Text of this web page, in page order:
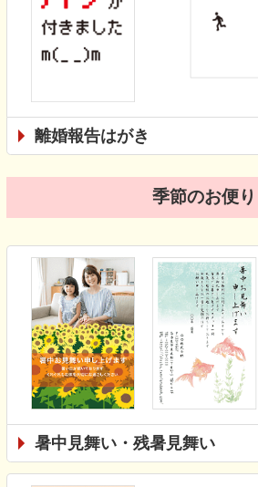
離婚報告はがき
季節のお便り
暑中見舞い・残暑見舞い